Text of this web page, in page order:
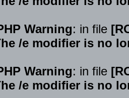
Warning: in file
/e modifier is no
Warning: in file
/e modifier is no